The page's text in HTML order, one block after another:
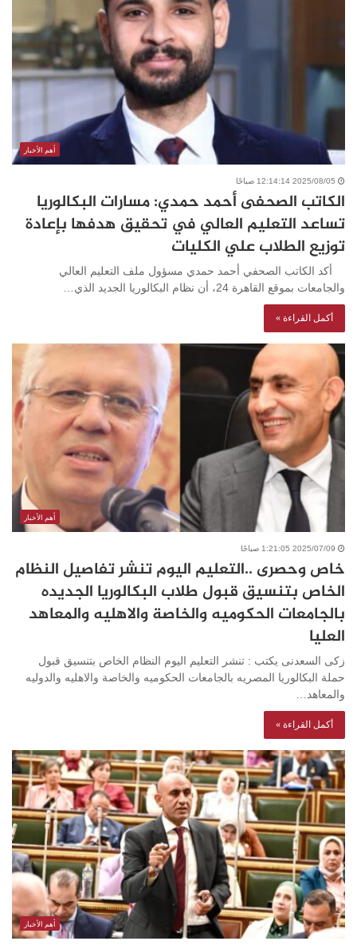
أهم الأخبار
2025/08/05 12:14:14 صباحًا
الكاتب الصحفى أحمد حمدي: مسارات البكالوريا
تساعد التعليم العالي في تحقيق هدفها بإعادة
توزيع الطلاب علي الكليات
أكد الكاتب الصحفي أحمد حمدي مسؤول ملف التعليم العالي
والجامعات بموقع القاهرة 24، أن نظام البكالوريا الجديد الذي…
أكمل القراءة »
أهم الأخبار
2025/07/09 1:21:05 صباحًا
خاص وحصرى ..التعليم اليوم تنشر تفاصيل النظام
الخاص بتنسيق قبول طلاب البكالوريا الجديده
بالجامعات الحكوميه والخاصة والاهليه والمعاهد
العليا
زكى السعدنى يكتب : تنشر التعليم اليوم النظام الخاص بتنسيق قبول
حملة البكالوريا المصريه بالجامعات الحكوميه والخاصة والاهليه والدوليه
والمعاهد…
أكمل القراءة »
أهم الأخبار